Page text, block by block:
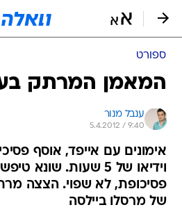
ספורט
המאמן המרתק
ענבל מנור
5.4.2012 / 9:40
אימונים עם אייפד, אוסף
וידיאו של 5 שעות.
פסיכופת, לא שפוי. הצצה
של מרסלו ביילסה